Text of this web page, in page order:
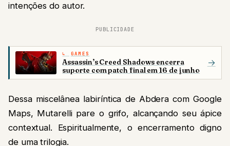
intenções do autor.
PUBLICIDADE
GAMES
Assassin’s Creed Shadows encerra
suporte com patch final em 16 de junho
→
Dessa miscelânea labiríntica de Abdera com Google
Maps, Mutarelli pare o grifo, alcançando seu ápice
contextual. Espiritualmente, o encerramento digno
de uma trilogia.